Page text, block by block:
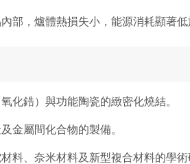
部，爐體熱損失小，能源消耗顯著低
化鋯）與功能陶瓷的緻密化燒結。
金屬間化合物的製備。
料、奈米材料及新型複合材料的學術